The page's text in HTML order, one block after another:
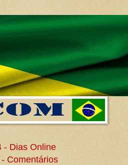
- Dias Online
Comentários